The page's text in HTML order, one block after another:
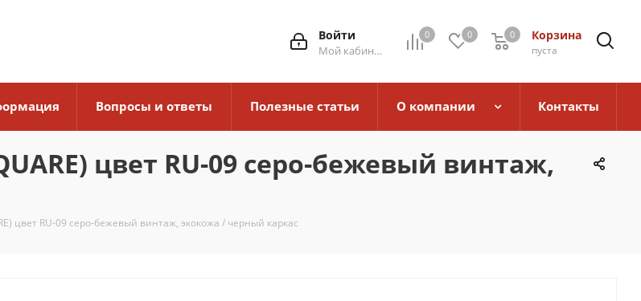
0 0 Корзина
0
пуста
0
Войти
Мой кабинет
Вопросы и ответы Полезные статьи О компании Контакты
цвет RU-09 серо-бежевый винтаж,
цвет RU-09 серо-бежевый винтаж, экокожа / черный каркас